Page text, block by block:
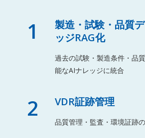
1
製造・試験・品質
ッジRAG化
過去の試験・製造条件・品
能なAIナレッジに統合
2 VDR証跡管理
品質管理・監査・環境証跡